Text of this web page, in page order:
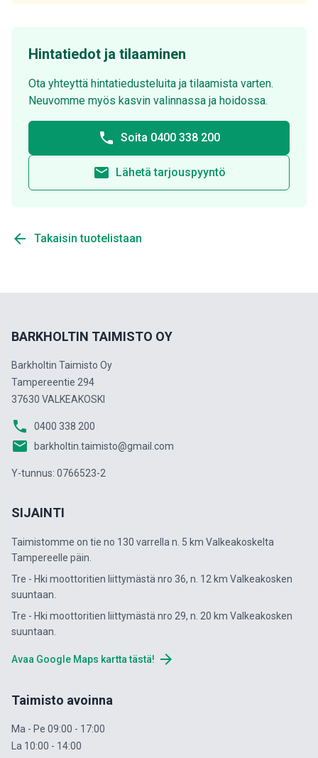
Hintatiedot ja tilaaminen
Ota yhteyttä hintatiedusteluita ja tilaamista varten.
Neuvomme myös kasvin valinnassa ja hoidossa.
phone Soita 0400 338 200
email Lähetä tarjouspyyntö
arrow_back Takaisin tuotelistaan
BARKHOLTIN TAIMISTO OY
Barkholtin Taimisto Oy
Tampereentie 294
37630 VALKEAKOSKI
phone 0400 338 200
email barkholtin.taimisto@gmail.com
Y-tunnus: 0766523-2
SIJAINTI
Taimistomme on tie no 130 varrella n. 5 km Valkeakoskelta
Tampereelle päin.
Tre - Hki moottoritien liittymästä nro 36, n. 12 km Valkeakosken
suuntaan.
Tre - Hki moottoritien liittymästä nro 29, n. 20 km Valkeakosken
suuntaan.
Avaa Google Maps kartta tästä! arrow_forward
Taimisto avoinna
Ma - Pe 09:00 - 17:00
La 10:00 - 14:00